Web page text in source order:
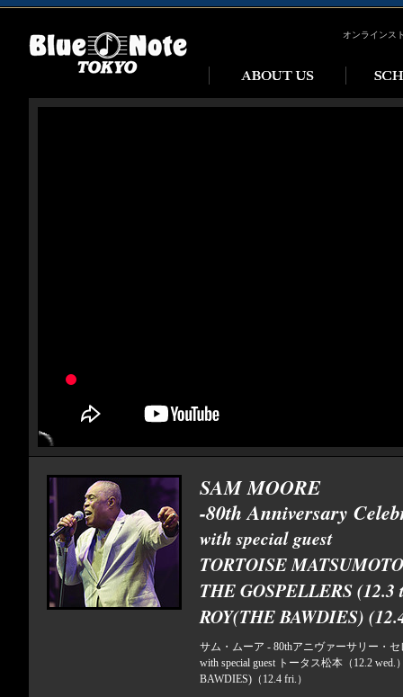
オンラインス
SAM MOORE
-80th Anniversary
with special guest
TORTOISE
THE GOSPELLERS (12.3
ROY(THE BAWDIES)
サム・ムーア - 80thアニヴァーサリー・
with special guest トータス松本（12.2
BAWDIES)（12.4 fri.）